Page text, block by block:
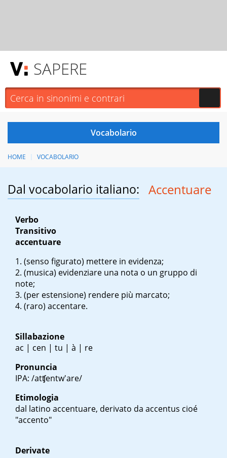
SAPERE
HOME VOCABOLARIO
Dal vocabolario italiano: Accentuare
Verbo
Transitivo
accentuare
(senso figurato) mettere in evidenza;
(musica) evidenziare una nota o un gruppo di
note;
(per estensione) rendere più marcato;
(raro) accentare.
Sillabazione
ac | cen | tu | à | re
Pronuncia
IPA: /atʧentw'are/
Etimologia
dal latino accentuare, derivato da accentus cioé
"accento"
Derivate